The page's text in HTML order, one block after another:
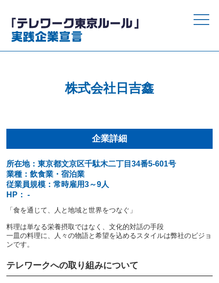
toggle
株式会社日吉鑫
企業詳細
所在地：東京都文京区千駄木二丁目34番5-601号
業種：飲食業・宿泊業
従業員規模：常時雇用3～9人
HP： -
「食を通じて、人と地域と世界をつなぐ」
料理は単なる栄養摂取ではなく、文化的対話の手段
一皿の料理に、人々の物語と希望を込めるスタイルは弊社のビジョ
ンです。
テレワークへの取り組みについて